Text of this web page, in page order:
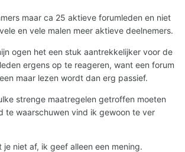
maar ca 25 aktieve forumleden en niet
en vele malen meer aktieve deelnemers.
ogen het een stuk aantrekkelijker voor de
ergens op te reageren, want een forum
maar lezen wordt dan erg passief.
strenge maatregelen getroffen moeten
te waarschuwen vind ik gewoon te ver
je niet af, ik geef alleen een mening.